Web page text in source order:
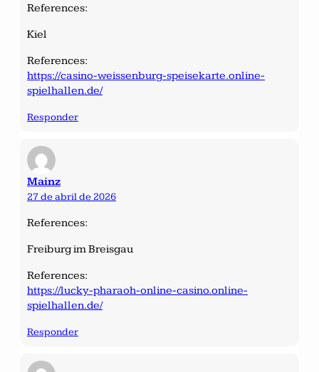
References:
Kiel
References:
https://casino-weissenburg-speisekarte.online-
spielhallen.de/
Responder
Mainz
27 de abril de 2026
References:
Freiburg im Breisgau
References:
https://lucky-pharaoh-online-casino.online-
spielhallen.de/
Responder